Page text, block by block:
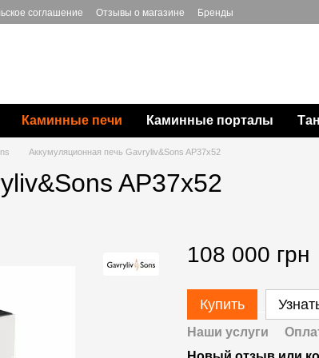
соглашение Отзывы о магазине Бренды
Каминные печи Каминные порталы
Аккумуляционная печь Gavryliv&Sons AP37x52
AP37x52
108 000 грн
Купить
Наши услуги